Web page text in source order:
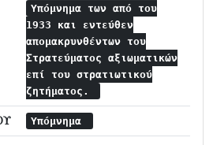
Υπόμνημα των από του
1933 και εντεύθεν
απομακρυνθέντων του
Στρατεύματος αξιωματικών
επί του στρατιωτικού
ζητήματος.
Υπόμνημα